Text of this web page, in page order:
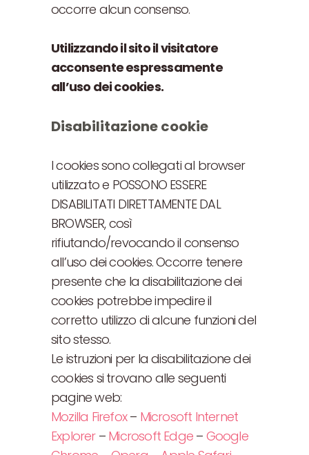
occorre alcun consenso.
Utilizzando il sito il visitatore
acconsente espressamente
all’uso dei cookies.
Disabilitazione cookie
I cookies sono collegati al browser
utilizzato e POSSONO ESSERE
DISABILITATI DIRETTAMENTE DAL
BROWSER, così
rifiutando/revocando il consenso
all’uso dei cookies. Occorre tenere
presente che la disabilitazione dei
cookies potrebbe impedire il
corretto utilizzo di alcune funzioni del
sito stesso.
Le istruzioni per la disabilitazione dei
cookies si trovano alle seguenti
pagine web:
Mozilla Firefox– Microsoft Internet
Explorer– Microsoft Edge – Google